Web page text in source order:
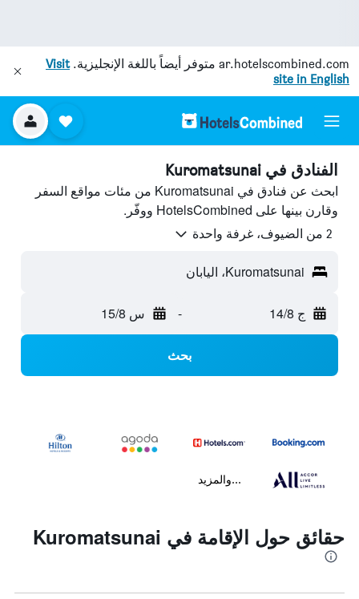
ar.hotelscombined.com متوفر أيضاً باللغة الإنجليزية.Visit
site in English
الفنادق في Kuromatsunai
ابحث عن فنادق في Kuromatsunai من مئات مواقع السفر
وقارن بينها على HotelsCombined ووفّر.
2 من الضيوف، غرفة واحدة
Kuromatsunai، اليابان
ج 14/8 - س 15/8
بحث
...والمزيد
حقائق حول الإقامة في Kuromatsunai